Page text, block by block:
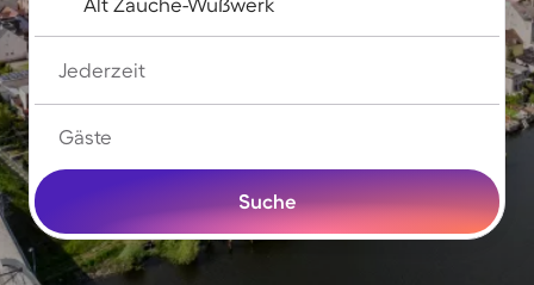
Jederzeit
Gäste
Suche